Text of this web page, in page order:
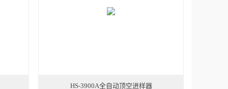
HS-3900A全自动顶空进样器